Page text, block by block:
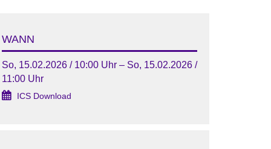
WANN
So, 15.02.2026 / 10:00 Uhr – So, 15.02.2026 /
11:00 Uhr
ICS Download